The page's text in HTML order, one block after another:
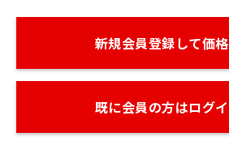
新規会員登録して価
既に会員の方はログ